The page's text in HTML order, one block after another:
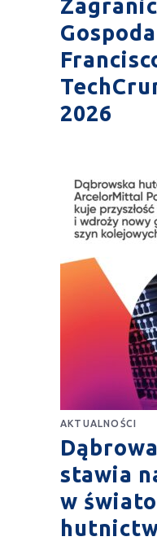
2026
AKTUALNOŚCI
stawia
w